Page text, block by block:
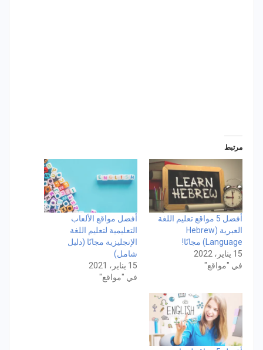
مرتبط
أفضل 5 مواقع تعليم اللغة
العبرية (Hebrew
Language) مجانًا!
15 يناير، 2022
في "مواقع"
أفضل مواقع الألعاب
التعليمية لتعليم اللغة
الإنجليزية مجانًا (دليل
شامل)
15 يناير، 2021
في "مواقع"